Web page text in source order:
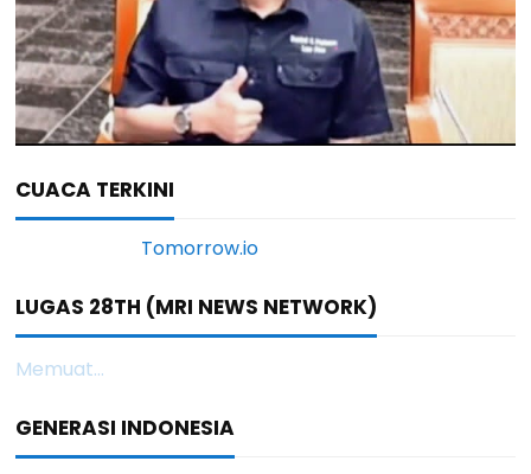
CUACA TERKINI
LUGAS 28TH (MRI NEWS NETWORK)
Memuat...
GENERASI INDONESIA